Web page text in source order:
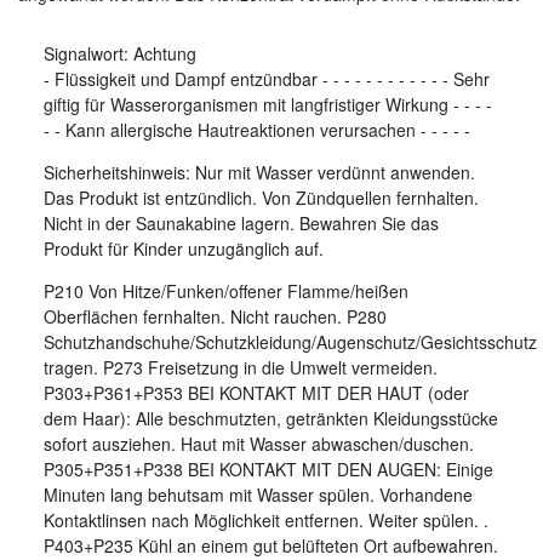
Signalwort: Achtung
- Flüssigkeit und Dampf entzündbar - - - - - - - - - - - - Sehr
giftig für Wasserorganismen mit langfristiger Wirkung - - - -
- - Kann allergische Hautreaktionen verursachen - - - - -
Sicherheitshinweis: Nur mit Wasser verdünnt anwenden.
Das Produkt ist entzündlich. Von Zündquellen fernhalten.
Nicht in der Saunakabine lagern. Bewahren Sie das
Produkt für Kinder unzugänglich auf.
P210 Von Hitze/Funken/offener Flamme/heißen
Oberflächen fernhalten. Nicht rauchen. P280
Schutzhandschuhe/Schutzkleidung/Augenschutz/Gesichtsschutz
tragen. P273 Freisetzung in die Umwelt vermeiden.
P303+P361+P353 BEI KONTAKT MIT DER HAUT (oder
dem Haar): Alle beschmutzten, getränkten Kleidungsstücke
sofort ausziehen. Haut mit Wasser abwaschen/duschen.
P305+P351+P338 BEI KONTAKT MIT DEN AUGEN: Einige
Minuten lang behutsam mit Wasser spülen. Vorhandene
Kontaktlinsen nach Möglichkeit entfernen. Weiter spülen. .
P403+P235 Kühl an einem gut belüfteten Ort aufbewahren.